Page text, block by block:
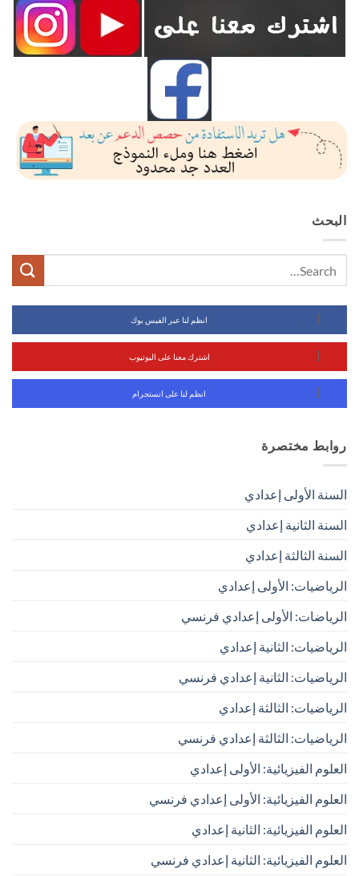
البحث
انظم لنا عبر الفيس بوك
اشترك معنا على اليوتيوب
انظم لنا على انستجرام
روابط مختصرة
السنة الأولى إعدادي
السنة الثانية إعدادي
السنة الثالثة إعدادي
الرياضيات: الأولى إعدادي
الرياضات: الأولى إعدادي فرنسي
الرياضيات: الثانية إعدادي
الرياضيات: الثانية إعدادي فرنسي
الرياضيات: الثالثة إعدادي
الرياضيات: الثالثة إعدادي فرنسي
العلوم الفيزيائية: الأولى إعدادي
العلوم الفيزيائية: الأولى إعدادي فرنسي
العلوم الفيزيائية: الثانية إعدادي
العلوم الفيزيائية: الثانية إعدادي فرنسي